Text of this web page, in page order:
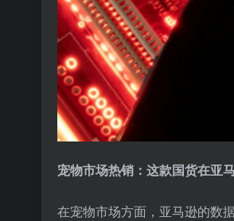
宠物市场热销：这款国货在亚
在宠物市场方面，亚马逊的数